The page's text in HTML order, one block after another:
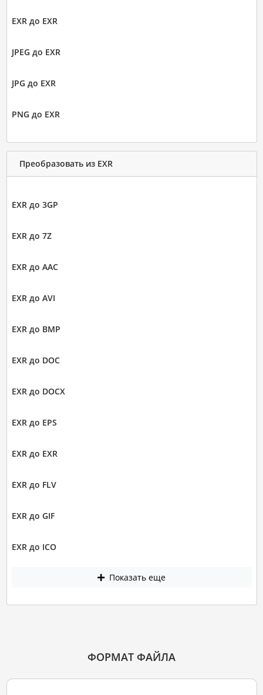
EXR до EXR
JPEG до EXR
JPG до EXR
PNG до EXR
Преобразовать из EXR
EXR до 3GP
EXR до 7Z
EXR до AAC
EXR до AVI
EXR до BMP
EXR до DOC
EXR до DOCX
EXR до EPS
EXR до EXR
EXR до FLV
EXR до GIF
EXR до ICO
Показать еще
ФОРМАТ ФАЙЛА